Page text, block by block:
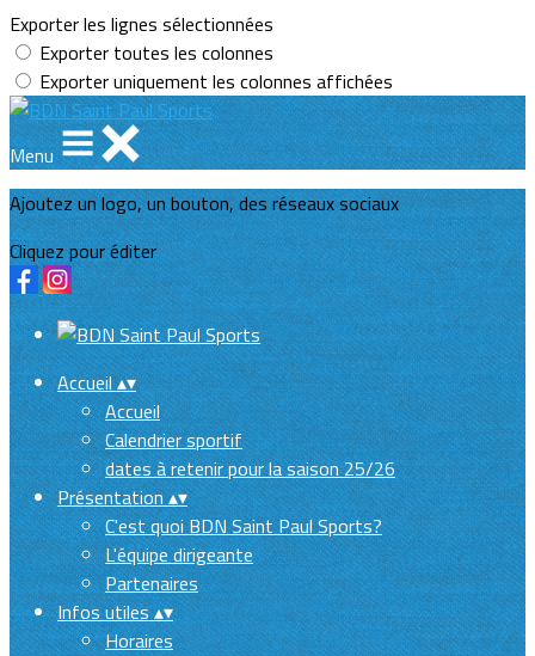
Exporter les lignes sélectionnées
Exporter toutes les colonnes
Exporter uniquement les colonnes affichées
Menu
Ajoutez un logo, un bouton, des réseaux sociaux
Cliquez pour éditer
Accueil▴▾
Accueil
Calendrier sportif
dates à retenir pour la saison 25/26
Présentation▴▾
C'est quoi BDN Saint Paul Sports?
L'équipe dirigeante
Partenaires
Infos utiles▴▾
Horaires